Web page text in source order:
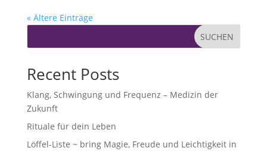
« Ältere Einträge
SUCHEN
Recent Posts
Klang, Schwingung und Frequenz – Medizin der
Zukunft
Rituale für dein Leben
Löffel-Liste ~ bring Magie, Freude und Leichtigkeit in